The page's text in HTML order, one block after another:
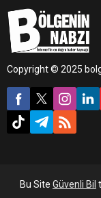
Adayı Cebrail
araya geldi.
Copyright © 2025
Bu Site Güvenli Bil